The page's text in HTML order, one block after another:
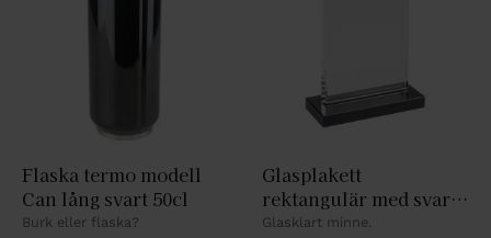
Flaska termo modell
Can lång svart 50cl
Burk eller flaska?
Glasplakett
rektangulär med svart
fot. H. 10cm
Glasklart minne.